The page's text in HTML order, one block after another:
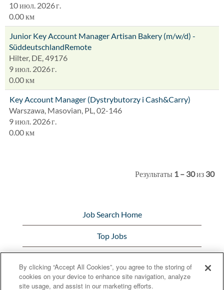
10 июл. 2026 г.
0.00 км
Junior Key Account Manager Artisan Bakery (m/w/d) -
SüddeutschlandRemote
Hilter, DE, 49176
9 июл. 2026 г.
0.00 км
Key Account Manager (Dystrybutorzy i Cash&Carry)
Warszawa, Masovian, PL, 02-146
9 июл. 2026 г.
0.00 км
Результаты 1 – 30из 30
Job Search Home
Top Jobs
Bunge.com
By clicking “Accept All Cookies”, you agree to the storing of
cookies on your device to enhance site navigation, analyze
site usage, and assist in our marketing efforts.